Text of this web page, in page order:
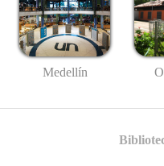
Medellín